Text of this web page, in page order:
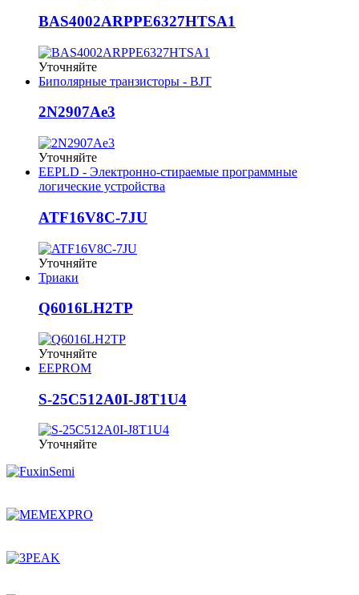
BAS4002ARPPE6327HTSA1
Уточняйте
Биполярные транзисторы - BJT
2N2907Ae3
Уточняйте
EEPLD - Электронно-стираемые программные
логические устройства
ATF16V8C-7JU
Уточняйте
Триаки
Q6016LH2TP
Уточняйте
EEPROM
S-25C512A0I-J8T1U4
Уточняйте